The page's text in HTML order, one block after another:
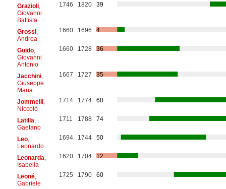
Grazioli,
Giovanni
Battista
1746 1820 39
Grossi,
Andrea
1660 1696 4
Guido,
Giovanni
Antonio
1660 1728 36
Jacchini,
Giuseppe
Maria
1667 1727 35
Jommelli,
Niccolò
1714 1774 60
Latilla
Gaetano
1711 1788 74
Leo,
Leonardo
1694 1744 50
Leonarda
Isabella
1620 1704 12
Leoné,
Gabriele
1725 1790 60